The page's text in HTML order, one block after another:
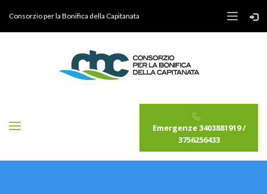
Consorzio per la Bonifica della Capitanata
Emergenze 3403881919 /
3756256433